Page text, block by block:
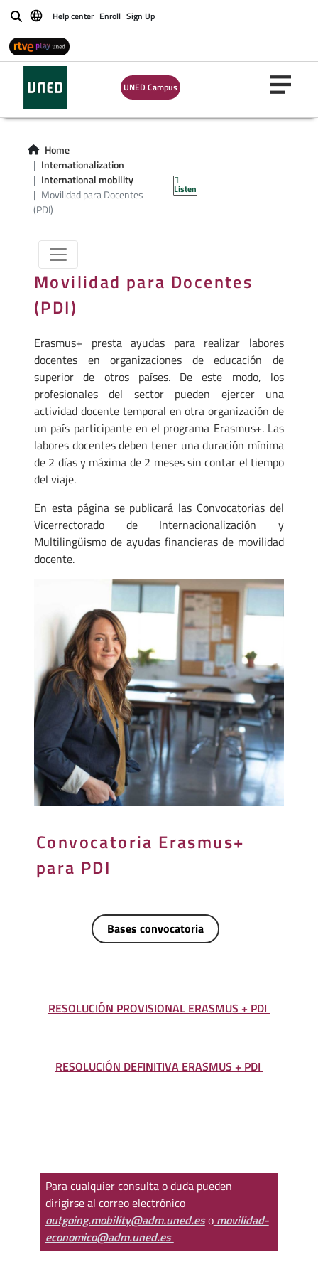
BuscarHelp center Enroll Sign Up
UNED Campus
Home
Internationalization
International mobility
Movilidad para Docentes
(PDI)
Listen
Movilidad para Docentes
(PDI)
Erasmus+ presta ayudas para realizar labores
docentes en organizaciones de educación de
superior de otros países. De este modo, los
profesionales del sector pueden ejercer una
actividad docente temporal en otra organización de
un país participante en el programa Erasmus+. Las
labores docentes deben tener una duración mínima
de 2 días y máxima de 2 meses sin contar el tiempo
del viaje.
En esta página se publicará las Convocatorias del
Vicerrectorado de Internacionalización y
Multilingüismo de ayudas financieras de movilidad
docente.
Convocatoria Erasmus+
para PDI
Bases convocatoria
RESOLUCIÓN PROVISIONAL ERASMUS + PDI
RESOLUCIÓN DEFINITIVA ERASMUS + PDI
Para cualquier consulta o duda pueden
dirigirse al correo electrónico
outgoing.mobility@adm.uned.esomovilidad-
economico@adm.uned.es